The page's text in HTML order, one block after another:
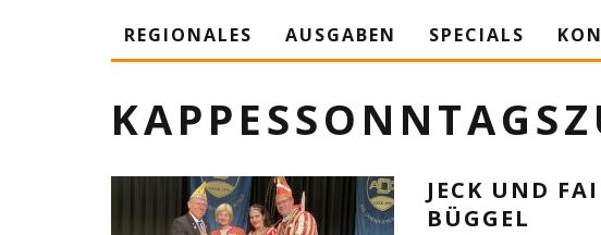
REGIONALES
AUSGABEN SPECIALS
JECK UND
BÜGGEL